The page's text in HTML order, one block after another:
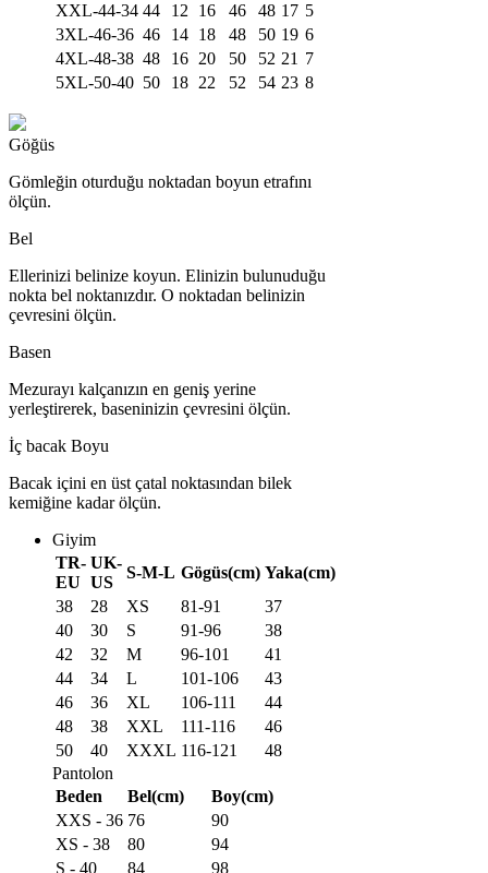
XXL-44-34 44 12 16 46 48 17 5
3XL-46-36 46 14 18 48 50 19 6
4XL-48-38 48 16 20 50 52 21 7
5XL-50-40 50 18 22 52 54 23 8
Göğüs
Gömleğin oturduğu noktadan boyun etrafını
ölçün.
Bel
Ellerinizi belinize koyun. Elinizin bulunuduğu
nokta bel noktanızdır. O noktadan belinizin
çevresini ölçün.
Basen
Mezurayı kalçanızın en geniş yerine
yerleştirerek, baseninizin çevresini ölçün.
İç bacak Boyu
Bacak içini en üst çatal noktasından bilek
kemiğine kadar ölçün.
Giyim
TR-
EU
UK-
US
S-M-L Gögüs(cm) Yaka(cm)
38
28 XS 81-91
37
40
30 S 91-96
38
42
32 M 96-101
41
44
34 L 101-106
43
46
36 XL 106-111
44
48
38 XXL 111-116
46
50
40 XXXL 116-121
48
Pantolon
Beden
Bel(cm)
Boy(cm)
XXS - 36 76
90
XS - 38
80
94
S - 40
84 98